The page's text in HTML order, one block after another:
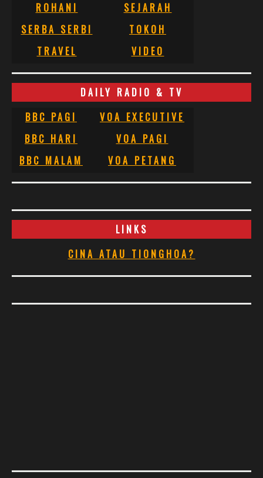
ROHANI
SEJARAH
SERBA SERBI
TOKOH
TRAVEL
VIDEO
DAILY RADIO & TV
BBC PAGI
VOA EXECUTIVE
BBC HARI
VOA PAGI
BBC MALAM
VOA PETANG
LINKS
CINA ATAU TIONGHOA?